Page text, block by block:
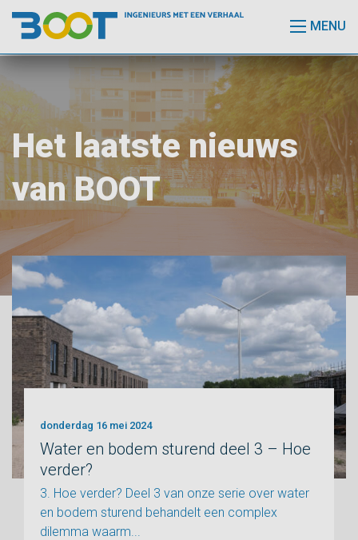
MENU
Het laatste nieuws
van BOOT
donderdag 16 mei 2024
Water en bodem sturend deel 3 – Hoe
verder?
3. Hoe verder? Deel 3 van onze serie over water
en bodem sturend behandelt een complex
dilemma waarm...